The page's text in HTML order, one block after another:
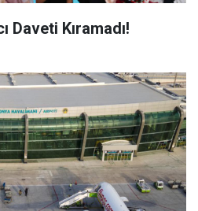
Daveti Kıramadı!